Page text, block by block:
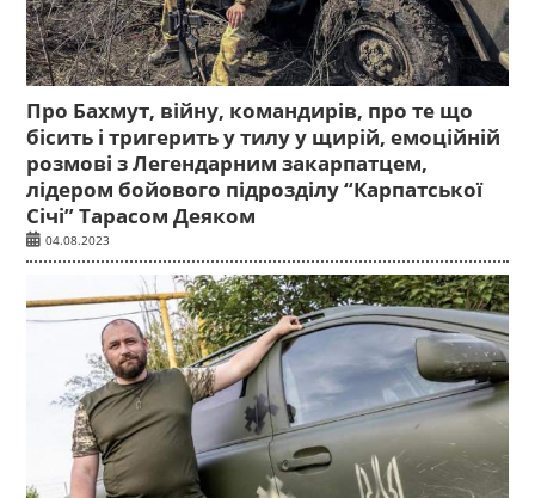
Про Бахмут, війну, командирів, про те що
бісить і тригерить у тилу у щирій, емоційній
розмові з Легендарним закарпатцем,
лідером бойового підрозділу “Карпатської
Січі” Тарасом Деяком
04.08.2023